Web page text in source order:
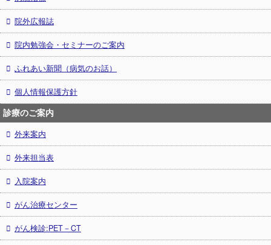
院外広報誌
院内勉強会・セミナーのご案内
ふれあい新聞（病気のお話）
個人情報保護方針
診療のご案内
外来案内
外来担当表
入院案内
がん治療センター
がん検診:PET－CT